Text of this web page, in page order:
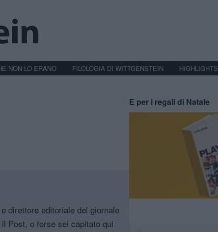
NON LO ERANO FILOLOGIA DI WITTGENSTEIN HIGHLIGHTS
direttore editoriale del giornale
Post, o forse sei capitato qui
E per i regali di Natale